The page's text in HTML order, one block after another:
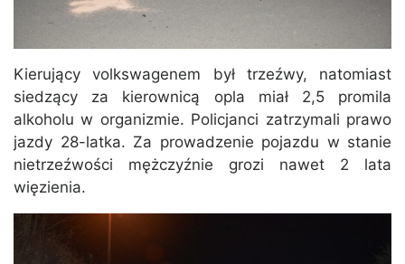
Kierujący volkswagenem był trzeźwy, natomiast
siedzący za kierownicą opla miał 2,5 promila
alkoholu w organizmie. Policjanci zatrzymali prawo
jazdy 28-latka. Za prowadzenie pojazdu w stanie
nietrzeźwości mężczyźnie grozi nawet 2 lata
więzienia.